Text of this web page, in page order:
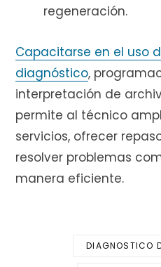
regeneración.
Capacitarse en el uso
diagnóstico,
interpretación de
permite al técnico
servicios, ofrecer
resolver problemas
manera eficiente.
DIAGNOSTICO